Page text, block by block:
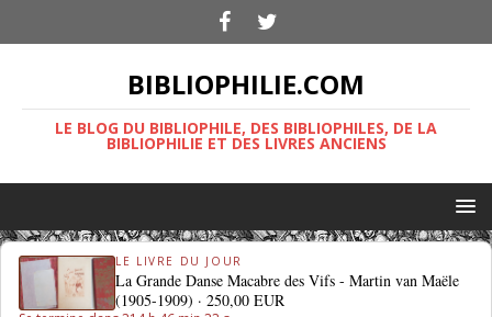
BIBLIOPHILIE.COM
LE BLOG DU BIBLIOPHILE, DES BIBLIOPHILES, DE LA
BIBLIOPHILIE ET DES LIVRES ANCIENS
LE LIVRE DU JOUR
La Grande Danse Macabre des Vifs - Martin van Maële
(1905-1909) ·250,00 EUR